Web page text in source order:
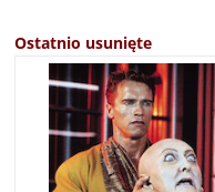
Ostatnio usunięte